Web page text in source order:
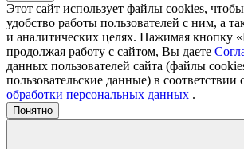
Этот сайт использует файлы cookies,
удобство работы пользователей с ним, а
и аналитических целях. Нажимая кнопку
продолжая работу с сайтом, Вы даете
данных пользователей сайта (файлы
пользовательские данные) в соответствии
обработки персональных данных .
Понятно